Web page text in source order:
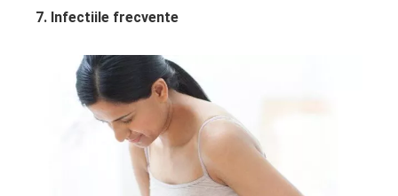
7. Infectiile frecvente